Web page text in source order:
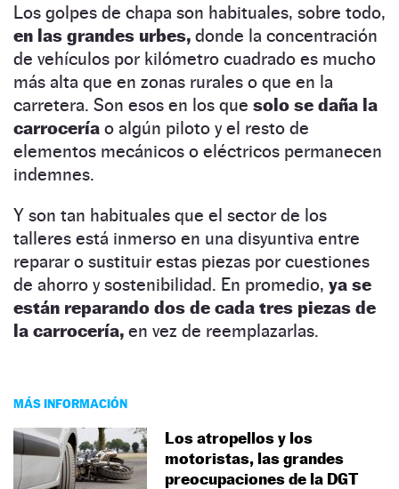
Los golpes de chapa son habituales, sobre todo,
en las grandes urbes, donde la concentración
de vehículos por kilómetro cuadrado es mucho
más alta que en zonas rurales o que en la
carretera. Son esos en los que solo se daña la
carrocería o algún piloto y el resto de
elementos mecánicos o eléctricos permanecen
indemnes.
Y son tan habituales que el sector de los
talleres está inmerso en una disyuntiva entre
reparar o sustituir estas piezas por cuestiones
de ahorro y sostenibilidad. En promedio, ya se
están reparando dos de cada tres piezas de
la carrocería, en vez de reemplazarlas.
MÁS INFORMACIÓN
Los atropellos y los
motoristas, las grandes
preocupaciones de la DGT